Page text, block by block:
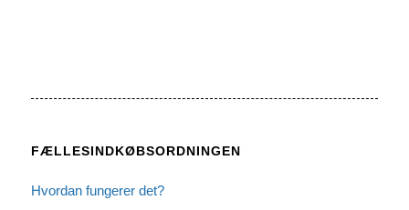
FÆLLESINDKØBSORDNINGEN
Hvordan fungerer det?